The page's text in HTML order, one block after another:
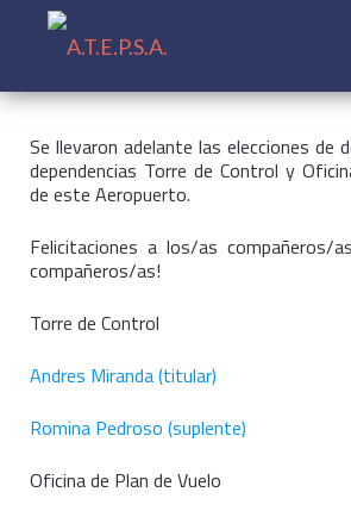
Se llevaron adelante las elecciones de
dependencias Torre de Control y
de este Aeropuerto.
Felicitaciones a los/as compañeros/
compañeros/as!
Torre de Control
Andres Miranda (titular)
Romina Pedroso (suplente)
Oficina de Plan de Vuelo